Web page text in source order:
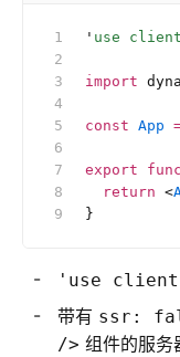
' use client
import
const App
export
  return
<
}
'use
带有 ssr:
/> 组件的服务